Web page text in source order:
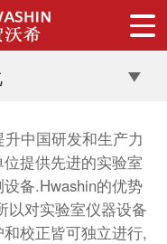
中国研发和生产力
提供先进的实验室
备.Hwashin的优势
以对实验室仪器设备
校正皆可独立进行,